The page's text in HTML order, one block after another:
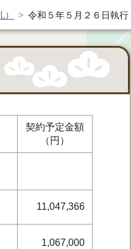
令和５年５月２６日執
契約予定金額
（円）
11,047,366
1,067,000